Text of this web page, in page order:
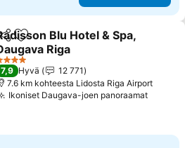
Lisää suosikkeihin
Blu Hotel & Spa,
Riga
hinnat
Tähtiluokitus
7,9 Hyvä
12 771
7.6 km kohteesta Lidosta Riga Airport
Ikoniset Daugava-joen panoraamatKatso